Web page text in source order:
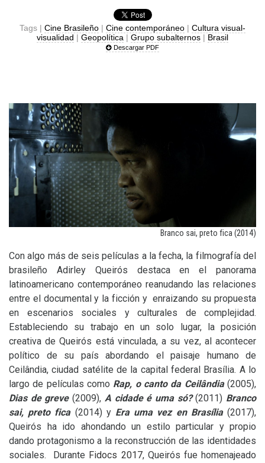
Tags | Cine Brasileño | Cine contemporáneo | Cultura visual-
visualidad | Geopolítica | Grupo subalternos | Brasil
Descargar PDF
Branco sai, preto fica (2014)
Con algo más de seis películas a la fecha, la filmografía del
brasileño Adirley Queirós destaca en el panorama
latinoamericano contemporáneo reanudando las relaciones
entre el documental y la ficción y enraizando su propuesta
en escenarios sociales y culturales de complejidad.
Estableciendo su trabajo en un solo lugar, la posición
creativa de Queirós está vinculada, a su vez, al acontecer
político de su país abordando el paisaje humano de
Ceilândia, ciudad satélite de la capital federal Brasília. A lo
largo de películas como Rap, o canto da Ceilândia (2005),
Dias de greve(2009), A cidade é uma só? (2011) Branco
sai, preto fica (2014) y Era uma vez en Brasília(2017),
Queirós ha ido ahondando un estilo particular y propio
dando protagonismo a la reconstrucción de las identidades
sociales. Durante Fidocs 2017, Queirós fue homenajeado